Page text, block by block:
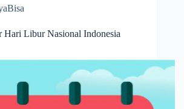
Libur Nasional Indonesia